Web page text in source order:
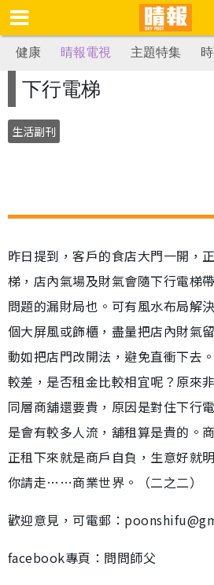
健康 晴報電視 主題特集
下行電梯
生活副刊
昨日提到，客戶的食店大門一開，
梯，店內氣場及財氣會隨下行電梯
問題的漏財局也。可有風水布局解
個大屏風或飾櫃，盡量把店內財氣
動如把店門改開法，避免直衝下去
較差，是否租金比較相宜呢？原來
同層商舖還要貴，原因是對住下行
是會有較多人流，舖租算是貴的。
正租下來就是商戶自負，生意好就
你請走……商業世界。（二之二）
歡迎意見，可電郵：
facebook專頁：問問師父